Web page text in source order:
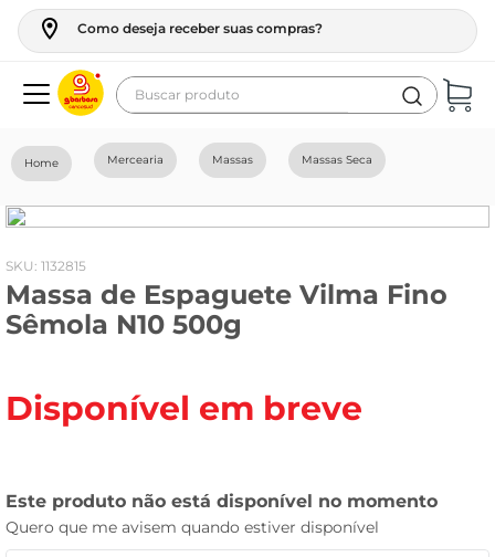
Como deseja receber suas compras?
Buscar produto
Mercearia Massas Massas Seca
: 1132815
Massa de Espaguete Vilma Fino
Sêmola N10 500g
Disponível em breve
geladeira
fogao
café
cerveja
leite
tv